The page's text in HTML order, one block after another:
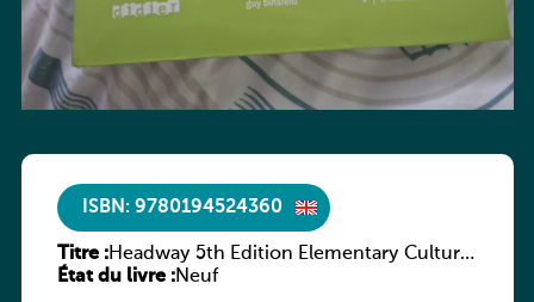
ISBN: 9780194524360
Titre :Headway 5th Edition Elementary Culture
and Literature Companion
État du livre :Neuf